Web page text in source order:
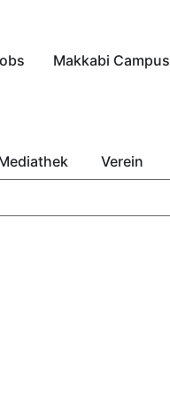
Makkabi Campus
Verein